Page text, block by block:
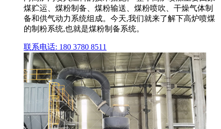
煤贮运、煤粉制备、煤粉输送、煤粉喷吹、干燥气体制
备和供气动力系统组成。今天,我们就来了解下高炉喷煤
的制粉系统,也就是煤粉制备系统。
联系电话: 180 3780 8511